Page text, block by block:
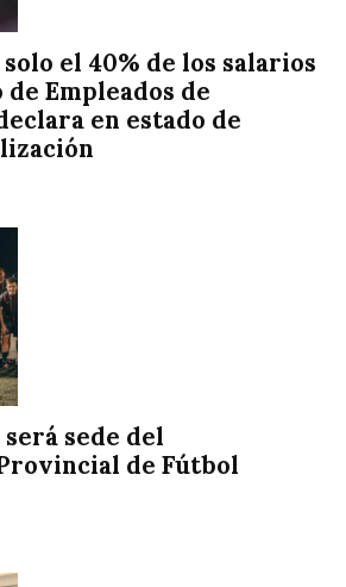
el 40% de los salarios
Empleados de
en estado de
sede del
de Fútbol